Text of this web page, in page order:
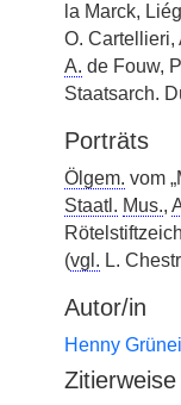
la Marck,
O. Cartellieri,
A. de Fouw,
Staatsarch.
Porträts
Ölgem. vom
Staatl. Mus.,
(vgl. L.
Autor/in
Henny
Zitierweise